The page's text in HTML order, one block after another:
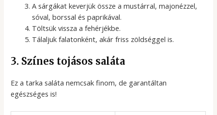
A sárgákat keverjük össze a mustárral, majonézzel,
sóval, borssal és paprikával.
Töltsük vissza a fehérjékbe.
Tálaljuk falatonként, akár friss zöldséggel is.
3. Színes tojásos saláta
Ez a tarka saláta nemcsak finom, de garantáltan
egészséges is!